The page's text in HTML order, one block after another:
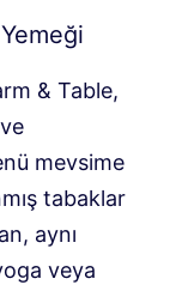
& Table,
mevsime
tabaklar
aynı
veya